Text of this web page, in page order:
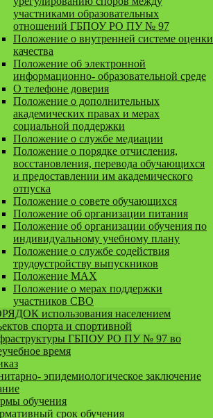
участниками образовательных
отношений ГБПОУ РО ПУ № 97
Положение о внутренней системе оценки
качества
Положение об электронной
информационно- образовательной среде
О телефоне доверия
Положение о дополнительных
академических правах и мерах
социальной поддержки
Положение о службе медиации
Положение о порядке отчисления,
восстановления, перевода обучающихся
и предоставлении им академического
отпуска
Положение о совете обучающихся
Положение об организации питания
Положение об организации обучения по
индивидуальному учебному плану
Положение о службе содействия
трудоустройству выпускников
Положение MAX
Положение о мерах поддержки
участников СВО
использования населением
спорта и спортивной
ГБПОУ РО ПУ № 97 во
время
эпидемиологическое заключение
обучения
срок обучения